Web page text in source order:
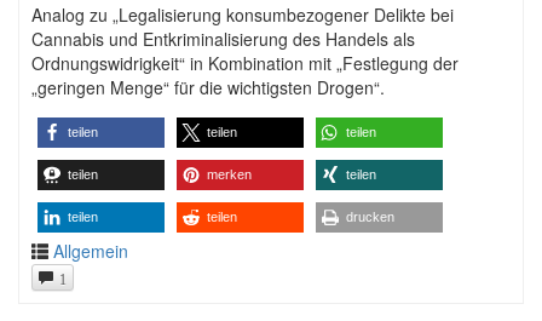
Analog zu „Legalisierung konsumbezogener Delikte bei
Cannabis und Entkriminalisierung des Handels als
Ordnungswidrigkeit“ in Kombination mit „Festlegung der
„geringen Menge“ für die wichtigsten Drogen“.
teilen teilen teilen
teilen merken teilen
teilen teilen drucken
Allgemein
1